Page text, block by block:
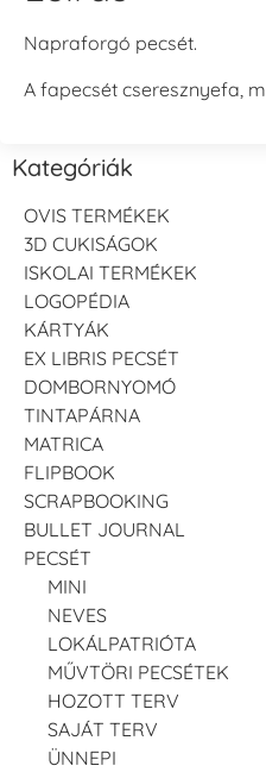
Napraforgó pecsét.
A fapecsét cseresznyefa,
Kategóriák
OVIS TERMÉKEK
3D CUKISÁGOK
ISKOLAI TERMÉKEK
LOGOPÉDIA
KÁRTYÁK
EX LIBRIS PECSÉT
DOMBORNYOMÓ
TINTAPÁRNA
MATRICA
FLIPBOOK
SCRAPBOOKING
BULLET JOURNAL
PECSÉT
MINI
NEVES
LOKÁLPATRIÓTA
MŰVTÖRI PECSÉTEK
HOZOTT TERV
SAJÁT TERV
ÜNNEPI